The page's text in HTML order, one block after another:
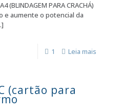
(BLINDAGEM PARA CRACHÁ)
e aumente o potencial da
1 Leia mais
(cartão para